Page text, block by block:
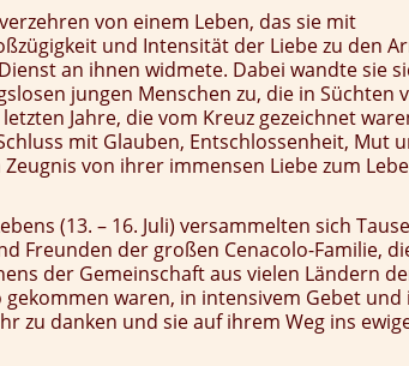
von einem Leben, das sie mit
und Intensität der Liebe zu den
an ihnen widmete. Dabei wandte sie
jungen Menschen zu, die in Süchten
Jahre, die vom Kreuz gezeichnet
mit Glauben, Entschlossenheit, Mut
von ihrer immensen Liebe zum
(13. – 16. Juli) versammelten sich
Freunden der großen Cenacolo-Familie,
der Gemeinschaft aus vielen Ländern
gekommen waren, in intensivem Gebet
zu danken und sie auf ihrem Weg ins